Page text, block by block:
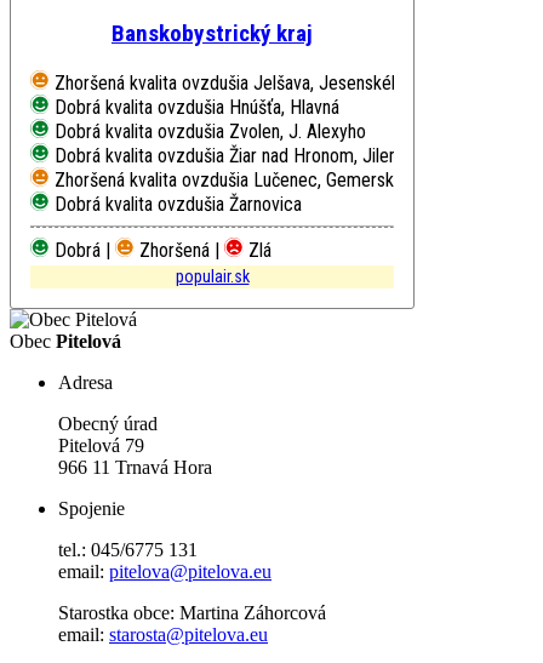
Banskobystrický kraj
Zhoršená kvalita ovzdušia Jelšava, Jesenského
Dobrá kvalita ovzdušia Hnúšťa, Hlavná
Dobrá kvalita ovzdušia Zvolen, J. Alexyho
Dobrá kvalita ovzdušia Žiar nad Hronom, Jilemnického
Zhoršená kvalita ovzdušia Lučenec, Gemerská cesta
Dobrá kvalita ovzdušia Žarnovica
Dobrá |
Zhoršená | Zlá
populair.sk
Obec Pitelová
Adresa
Obecný úrad
Pitelová 79
966 11 Trnavá Hora
Spojenie
tel.: 045/6775 131
email: pitelova@pitelova.eu
Starostka obce: Martina Záhorcová
email: starosta@pitelova.eu